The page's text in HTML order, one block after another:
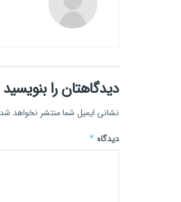
دیدگاهتان را بنویسید
نشانی ایمیل شما منتشر نخواهد
دیدگاه *